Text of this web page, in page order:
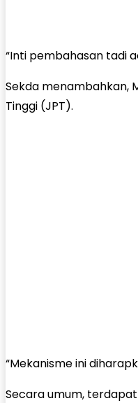
“Inti pembahasan tadi
Sekda menambahkan,
Tinggi (JPT).
“Mekanisme ini
Secara umum,